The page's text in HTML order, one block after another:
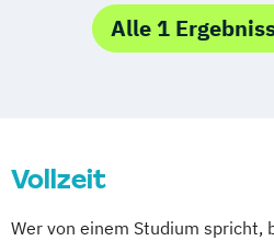
Marketing & Sales
Medienmanagement
Alle 1
Vollzeit
Wer von einem Studium spricht,